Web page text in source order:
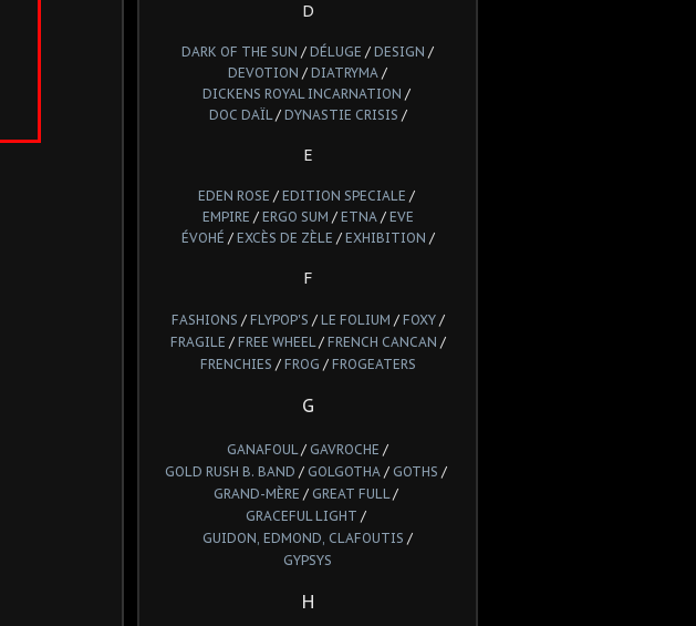
D
DARK OF THE SUN / DÉLUGE / DESIGN /
DEVOTION / DIATRYMA /
DICKENS ROYAL INCARNATION /
DOC DAÏL/ DYNASTIE CRISIS /
E
EDEN ROSE / EDITION SPECIALE /
EMPIRE / ERGO SUM / ETNA/ EVE
ÉVOHÉ / EXCÈS DE ZÈLE / EXHIBITION /
F
FASHIONS / FLYPOP'S / LE FOLIUM / FOXY/
FRAGILE / FREE WHEEL/ FRENCH CANCAN /
FRENCHIES / FROG / FROGEATERS
G
GANAFOUL/ GAVROCHE /
GOLD RUSH B. BAND / GOLGOTHA / GOTHS /
GRAND-MÈRE / GREAT FULL/
GRACEFUL LIGHT /
GUIDON, EDMOND, CLAFOUTIS /
GYPSYS
H